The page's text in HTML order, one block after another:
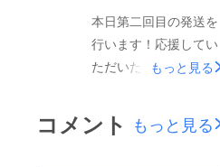
ひ、お手元にどうぞ！
来年の四月まで使えま
すので、まだ一年分使
えます！！
本日第二回目の発送を
行います！応援してい
ただいた皆さんありが
の4月までカレンダー
は作ってありますの
もっと見る
コメント もっと見る